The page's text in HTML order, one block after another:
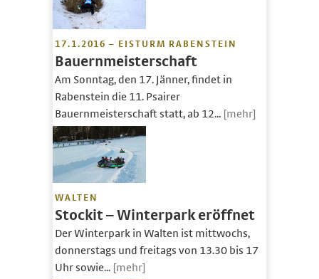
17.1.2016 – EISTURM RABENSTEIN
Bauernmeisterschaft
Am Sonntag, den 17. Jänner, findet in
Rabenstein die 11. Psairer
Bauernmeisterschaft statt, ab 12... [mehr]
WALTEN
Stockit – Winterpark eröffnet
Der Winterpark in Walten ist mittwochs,
donnerstags und freitags von 13.30 bis 17
Uhr sowie... [mehr]